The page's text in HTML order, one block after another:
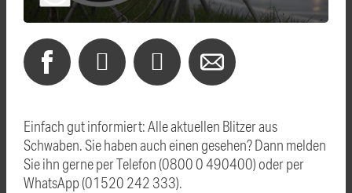
Einfach gut informiert: Alle aktuellen Blitzer aus
Schwaben. Sie haben auch einen gesehen? Dann melden
Sie ihn gerne per Telefon (0800 0 490400) oder per
WhatsApp (01520 242 333).